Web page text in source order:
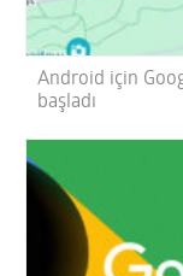
Android için
başladı